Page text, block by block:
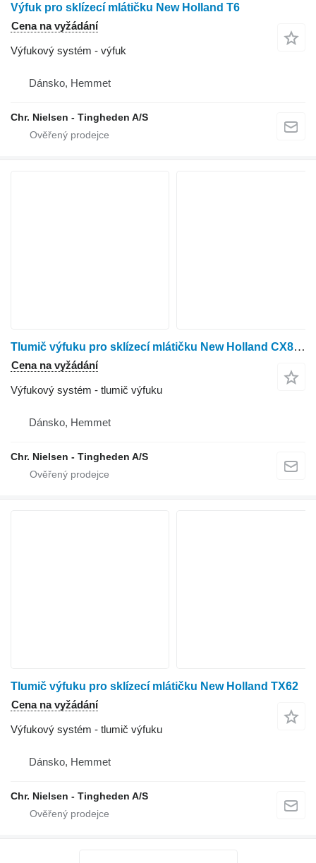
Výfuk pro sklízecí mlátičku New Holland T6
Cena na vyžádání
Výfukový systém - výfuk
Dánsko, Hemmet
Chr. Nielsen - Tingheden A/S
Tlumič výfuku pro sklízecí mlátičku New Holland CX8.85
Cena na vyžádání
Výfukový systém - tlumič výfuku
Dánsko, Hemmet
Chr. Nielsen - Tingheden A/S
Tlumič výfuku pro sklízecí mlátičku New Holland TX62
Cena na vyžádání
Výfukový systém - tlumič výfuku
Dánsko, Hemmet
Chr. Nielsen - Tingheden A/S